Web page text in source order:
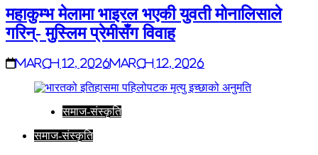
महाकुम्भ मेलामा भाइरल भएकी युवती मोनालिसाले
गरिन्- मुस्लिम प्रेमीसँग विवाह
March 12, 2026March 12, 2026
समाज-संस्कृति
समाज-संस्कृति